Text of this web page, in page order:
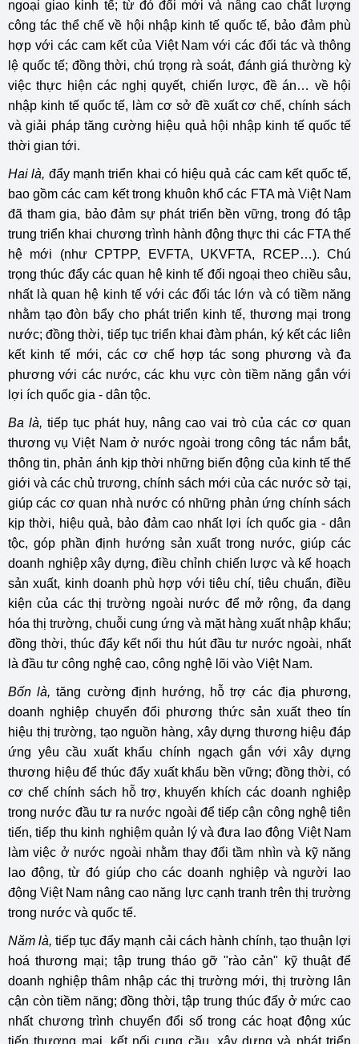
ngoại giao kinh tế; từ đó đổi mới và nâng cao chất lượng
công tác thể chế về hội nhập kinh tế quốc tế, bảo đảm phù
hợp với các cam kết của Việt Nam với các đối tác và thông
lệ quốc tế; đồng thời, chú trọng rà soát, đánh giá thường kỳ
việc thực hiện các nghị quyết, chiến lược, đề án… về hội
nhập kinh tế quốc tế, làm cơ sở đề xuất cơ chế, chính sách
và giải pháp tăng cường hiệu quả hội nhập kinh tế quốc tế
thời gian tới.
Hai là, đẩy mạnh triển khai có hiệu quả các cam kết quốc tế,
bao gồm các cam kết trong khuôn khổ các FTA mà Việt Nam
đã tham gia, bảo đảm sự phát triển bền vững, trong đó tập
trung triển khai chương trình hành động thực thi các FTA thế
hệ mới (như CPTPP, EVFTA, UKVFTA, RCEP…). Chú
trọng thúc đẩy các quan hệ kinh tế đối ngoại theo chiều sâu,
nhất là quan hệ kinh tế với các đối tác lớn và có tiềm năng
nhằm tạo đòn bẩy cho phát triển kinh tế, thương mại trong
nước; đồng thời, tiếp tục triển khai đàm phán, ký kết các liên
kết kinh tế mới, các cơ chế hợp tác song phương và đa
phương với các nước, các khu vực còn tiềm năng gắn với
lợi ích quốc gia - dân tộc.
Ba là, tiếp tục phát huy, nâng cao vai trò của các cơ quan
thương vụ Việt Nam ở nước ngoài trong công tác nắm bắt,
thông tin, phản ánh kịp thời những biến động của kinh tế thế
giới và các chủ trương, chính sách mới của các nước sở tại,
giúp các cơ quan nhà nước có những phản ứng chính sách
kịp thời, hiệu quả, bảo đảm cao nhất lợi ích quốc gia - dân
tộc, góp phần định hướng sản xuất trong nước, giúp các
doanh nghiệp xây dựng, điều chỉnh chiến lược và kế hoạch
sản xuất, kinh doanh phù hợp với tiêu chí, tiêu chuẩn, điều
kiện của các thị trường ngoài nước để mở rộng, đa dạng
hóa thị trường, chuỗi cung ứng và mặt hàng xuất nhập khẩu;
đồng thời, thúc đẩy kết nối thu hút đầu tư nước ngoài, nhất
là đầu tư công nghệ cao, công nghệ lõi vào Việt Nam.
Bốn là, tăng cường định hướng, hỗ trợ các địa phương,
doanh nghiệp chuyển đổi phương thức sản xuất theo tín
hiệu thị trường, tạo nguồn hàng, xây dựng thương hiệu đáp
ứng yêu cầu xuất khẩu chính ngạch gắn với xây dựng
thương hiệu để thúc đẩy xuất khẩu bền vững; đồng thời, có
cơ chế chính sách hỗ trợ, khuyến khích các doanh nghiệp
trong nước đầu tư ra nước ngoài để tiếp cận công nghệ tiên
tiến, tiếp thu kinh nghiệm quản lý và đưa lao động Việt Nam
làm việc ở nước ngoài nhằm thay đổi tầm nhìn và kỹ năng
lao động, từ đó giúp cho các doanh nghiệp và người lao
động Việt Nam nâng cao năng lực cạnh tranh trên thị trường
trong nước và quốc tế.
Năm là, tiếp tục đẩy mạnh cải cách hành chính, tạo thuận lợi
hoá thương mại; tập trung tháo gỡ "rào cản" kỹ thuật để
doanh nghiệp thâm nhập các thị trường mới, thị trường lân
cận còn tiềm năng; đồng thời, tập trung thúc đẩy ở mức cao
nhất chương trình chuyển đổi số trong các hoạt động xúc
tiến thương mại, kết nối cung cầu, xây dựng và phát triển